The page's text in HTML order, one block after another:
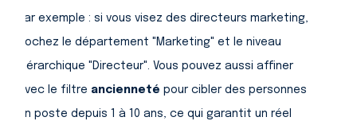
Par exemple : si vous visez des directeurs marketing,
cochez le département "Marketing" et le niveau
hiérarchique "Directeur". Vous pouvez aussi affiner
avec le filtre ancienneté pour cibler des personnes
en poste depuis 1 à 10 ans, ce qui garantit un réel